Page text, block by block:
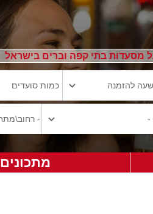
מסעדות בתי קפה וברים בישראל
מתכונים